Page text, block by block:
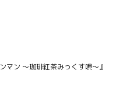
マン ～珈琲紅茶みっくす唄～』